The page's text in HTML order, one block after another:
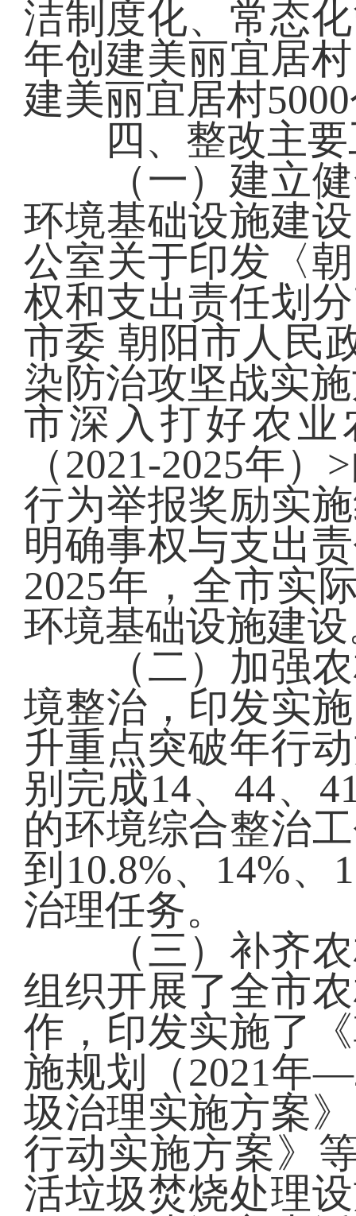
洁制度化、常态
年创建美丽宜居
建美丽宜居村
四、整改主要
（一）建立健
环境基础设施建
公室关于印发〈
权和支出责任划
市委 朝阳市人民
染防治攻坚战实
市深入打好农
（2021-2025年
行为举报奖励实
明确事权与支出
2025年，全市实
环境基础设施建
（二）加强农
境整治，印发实
升重点突破年行
别完成14、44、
的环境综合整治
到10.8%、14%、
治理任务。
（三）补齐农
组织开展了全市
作，印发实施了
施规划（2021年
圾治理实施方案
行动实施方案》
活垃圾焚烧处理